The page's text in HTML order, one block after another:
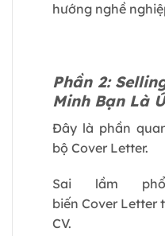
hướng nghề
Phần 2:
Minh Bạn Là
Đây là phần
bộ Cover Letter.
Sai lầm
biến Cover Letter
CV.